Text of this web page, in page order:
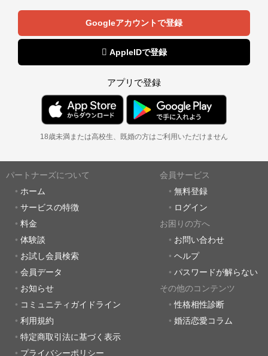
Googleアカウントで登録
 AppleIDで登録
アプリで登録
18歳未満または高校生、既婚の方はご利用いただけません
パートナーズについて
ホーム
サービスの特徴
料金
体験談
お試し会員検索
会員データ
お知らせ
コミュニティガイドライン
利用規約
特定商取引法に基づく表示
プライバシーポリシー
会員サービス
無料登録
ログイン
お困りの方へ
お問い合わせ
ヘルプ
パスワードが解らない
その他のコンテンツ
性格相性診断
婚活恋愛コラム